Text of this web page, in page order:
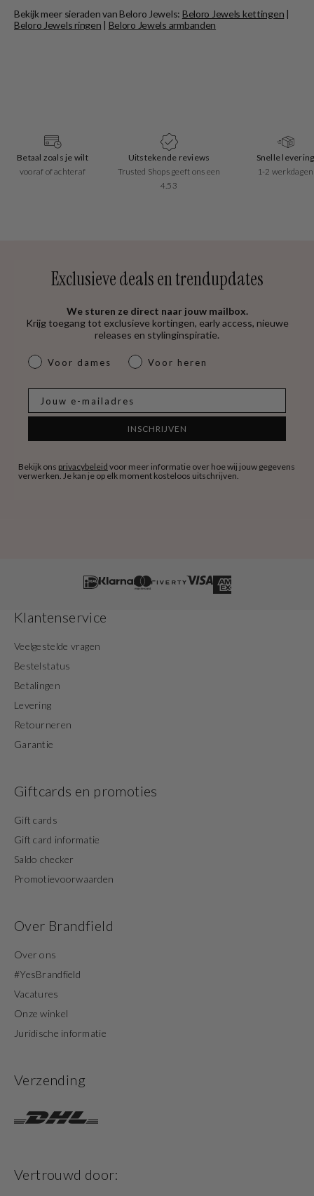
Bekijk meer sieraden van Beloro Jewels: Beloro Jewels kettingen |
Beloro Jewels ringen | Beloro Jewels armbanden
Betaal zoals je wilt
vooraf of achteraf
Uitstekende reviews
Trusted Shops geeft ons een
4.53
Snelle levering
1-2 werkdagen
Exclusieve deals en trendupdates
We sturen ze direct naar jouw mailbox.
Krijg toegang tot exclusieve kortingen, early access, nieuwe
releases en stylinginspiratie.
dames & heren
Voor dames Voor heren
INSCHRIJVEN
Bekijk ons privacybeleid voor meer informatie over hoe wij jouw gegevens
verwerken. Je kan je op elk moment kosteloos uitschrijven.
Klantenservice
Veelgestelde vragen
Bestelstatus
Betalingen
Levering
Retourneren
Garantie
Giftcards en promoties
Gift cards
Gift card informatie
Saldo checker
Promotievoorwaarden
Over Brandfield
Over ons
#YesBrandfield
Vacatures
Onze winkel
Juridische informatie
Verzending
Vertrouwd door: